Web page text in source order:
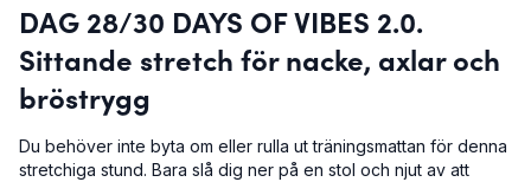
DAG 28/30 DAYS OF VIBES 2.0.
Sittande stretch för nacke, axlar och
bröstrygg
Du behöver inte byta om eller rulla ut träningsmattan för denna
stretchiga stund. Bara slå dig ner på en stol och njut av att